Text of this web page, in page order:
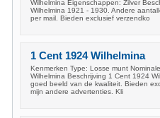
Wilhelmina Eigenschappen: Zilver
Wilhelmina 1921 - 1930. Andere
per mail. Bieden exclusief verzendko
1 Cent 1924 Wilhelmina
Kenmerken Type: Losse munt
Wilhelmina Beschrijving 1 Cent 1924
goed beeld van de kwaliteit. Bieden
mijn andere advertenties. Kli